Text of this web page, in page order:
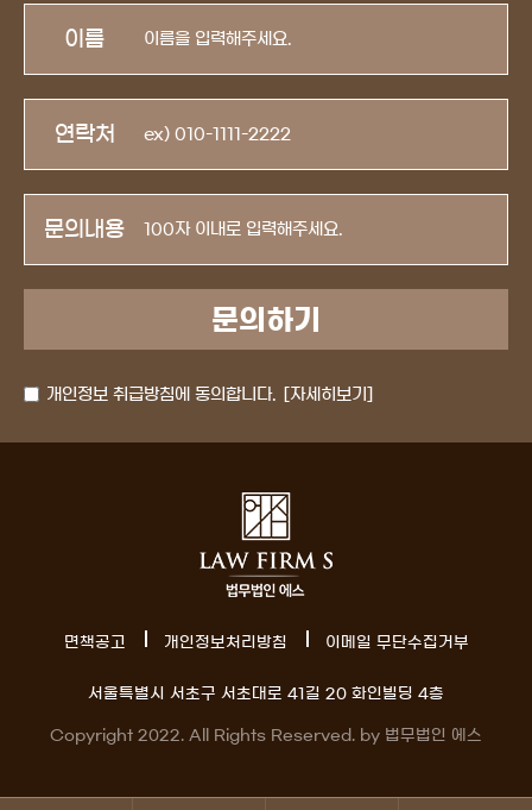
이름
연락처
문의내용
개인정보 취급방침에 동의합니다. [자세히보기]
면책공고 개인정보처리방침 이메일 무단수집거부
서울특별시 서초구 서초대로 41길 20 화인빌딩 4층
Copyright 2022. All Rights Reserved. by 법무법인 에스